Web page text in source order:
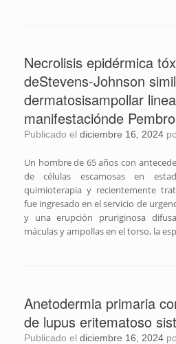
Necrolisis epidérmica
deStevens-Johnson
dermatosisampollar
manifestaciónde
Publicado el diciembre 16, 2024
Un hombre de 65 años con
de células escamosas en
quimioterapia y recientemente
fue ingresado en el servicio de
y una erupción pruriginosa
máculas y ampollas en el torso, la
Anetodermia primaria
de lupus eritematoso
Publicado el diciembre 16, 2024